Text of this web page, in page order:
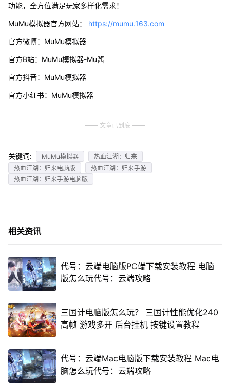
功能，全方位满足玩家多样化需求！
MuMu模拟器官方网站： https://mumu.163.com
官方微博：MuMu模拟器
官方B站：MuMu模拟器-Mu酱
官方抖音：MuMu模拟器
官方小红书：MuMu模拟器
文章已到底
关键词: MuMu模拟器
热血江湖：归来
热血江湖：归来电脑版
热血江湖：归来手游
热血江湖：归来手游电脑版
相关资讯
代号：云端电脑版PC端下载安装教程 电脑
版怎么玩代号：云端攻略
三国计电脑版怎么玩？ 三国计性能优化240
高帧 游戏多开 后台挂机 按键设置教程
代号：云端Mac电脑版下载安装教程 Mac电
脑怎么玩代号：云端攻略